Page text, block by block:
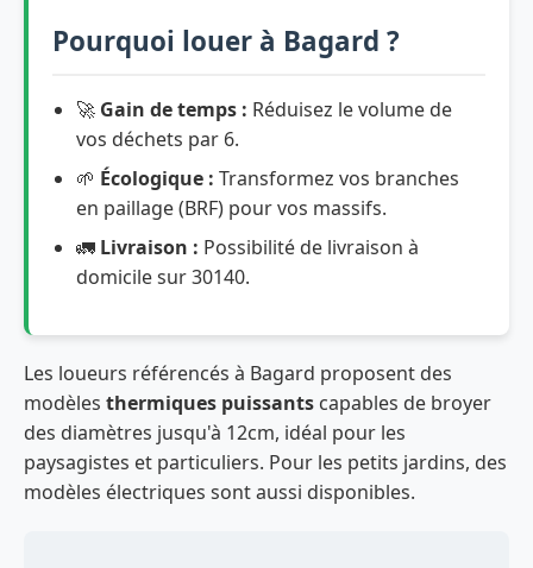
Pourquoi louer à Bagard ?
🚀 Gain de temps : Réduisez le volume de
vos déchets par 6.
🌱 Écologique : Transformez vos branches
en paillage (BRF) pour vos massifs.
🚛 Livraison : Possibilité de livraison à
domicile sur 30140.
Les loueurs référencés à Bagard proposent des
modèles thermiques puissants capables de broyer
des diamètres jusqu'à 12cm, idéal pour les
paysagistes et particuliers. Pour les petits jardins, des
modèles électriques sont aussi disponibles.